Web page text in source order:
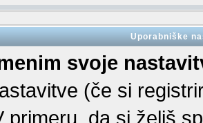
Uporabniške
svoje
(če si
primeru, da si želiš